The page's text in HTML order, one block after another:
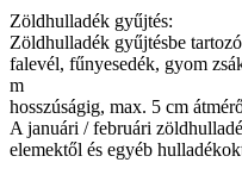
Zöldhulladék gyűjtés:
Zöldhulladék gyűjtésbe
falevél, fűnyesedék, gyom
m
hosszúságig, max. 5 cm
A januári / februári
elemektől és egyéb